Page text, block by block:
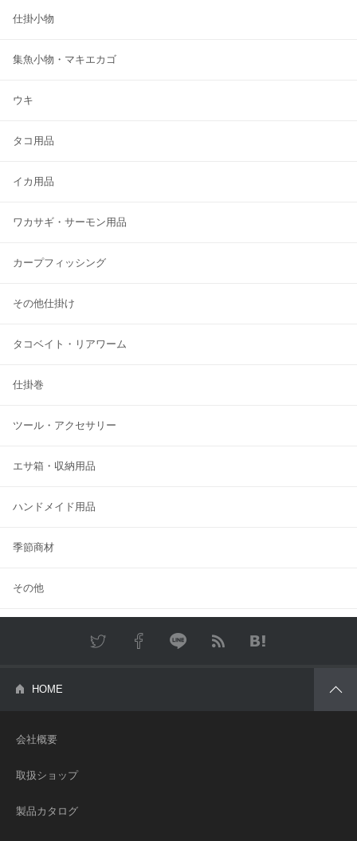
仕掛小物
集魚小物・マキエカゴ
ウキ
タコ用品
イカ用品
ワカサギ・サーモン用品
カープフィッシング
その他仕掛け
タコベイト・リアワーム
仕掛巻
ツール・アクセサリー
エサ箱・収納用品
ハンドメイド用品
季節商材
その他
HOME
会社概要
取扱ショップ
製品カタログ